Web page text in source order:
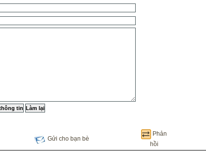
Gửi cho bạn bè
Phản
hồi